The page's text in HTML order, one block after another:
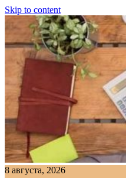
Skip to content
8 августа, 2026